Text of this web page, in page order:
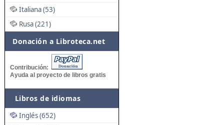
Italiana (53)
Rusa (221)
Donación a Libroteca.net
Contribución:
Ayuda al proyecto de libros gratis
Libros de idiomas
Inglés (652)